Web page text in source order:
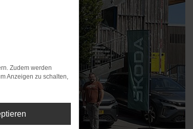
Zudem werden
Anzeigen zu schalten,